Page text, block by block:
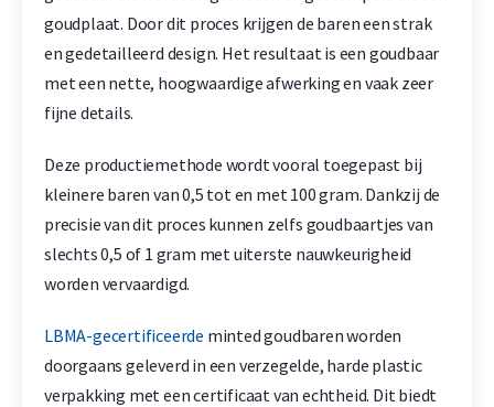
goudplaat. Door dit proces krijgen de baren een strak
en gedetailleerd design. Het resultaat is een goudbaar
met een nette, hoogwaardige afwerking en vaak zeer
fijne details.
Deze productiemethode wordt vooral toegepast bij
kleinere baren van 0,5 tot en met 100 gram. Dankzij de
precisie van dit proces kunnen zelfs goudbaartjes van
slechts 0,5 of 1 gram met uiterste nauwkeurigheid
worden vervaardigd.
LBMA-gecertificeerde minted goudbaren worden
doorgaans geleverd in een verzegelde, harde plastic
verpakking met een certificaat van echtheid. Dit biedt